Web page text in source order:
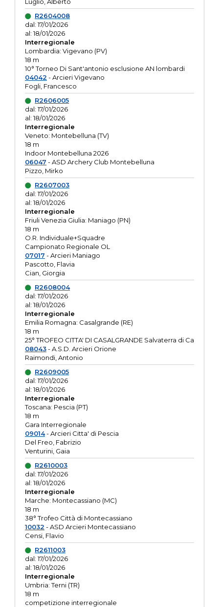
R2604008
dal: 17/01/2026
al: 18/01/2026
Interregionale
Lombardia: Vigevano (PV)
18 m
10° Torneo Di Sant'antonio esclusione AN lombardi
04042 - Arcieri Vigevano
Fogli, Francesco
R2606005
dal: 17/01/2026
al: 18/01/2026
Interregionale
Veneto: Montebelluna (TV)
18 m
Indoor Montebelluna 2026
06047 - ASD Archery Club Montebelluna
Pizzo, Mirko
R2607003
dal: 17/01/2026
al: 18/01/2026
Interregionale
Friuli Venezia Giulia: Maniago (PN)
18 m
O.R. Individuale+Squadre
Campionato Regionale OL
07017 - Arcieri Maniago
Pascotto, Flavia
Cian, Giorgia
R2608004
dal: 17/01/2026
al: 18/01/2026
Interregionale
Emilia Romagna: Casalgrande (RE)
18 m
25° TROFEO CITTA' DI CASALGRANDE Salvaterra di Ca
08043- A.S.D. Arcieri Orione
Raimondi, Antonio
R2609005
dal: 17/01/2026
al: 18/01/2026
Interregionale
Toscana: Pescia (PT)
18 m
Gara Interregionale
09014- Arcieri Citta' di Pescia
Del Freo, Fabrizio
Venturini, Gaia
R2610003
dal: 17/01/2026
al: 18/01/2026
Interregionale
Marche: Montecassiano (MC)
18 m
38° Trofeo Città di Montecassiano
10032 - ASD Arcieri Montecassiano
Censi, Flavio
R2611003
dal: 17/01/2026
al: 18/01/2026
Interregionale
Umbria: Terni (TR)
18 m
competizione interregionale